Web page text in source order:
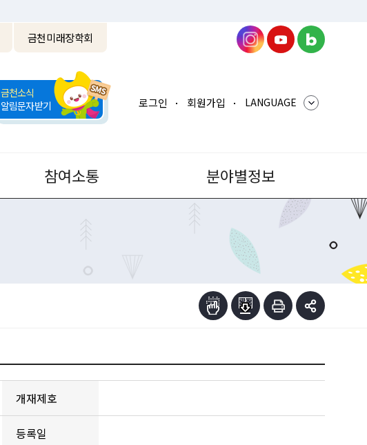
금천미래장학회
금천소식
알림문자받기
로그인 회원가입 LANGUAGE
참여소통 분야별정보
개재제호
등록일